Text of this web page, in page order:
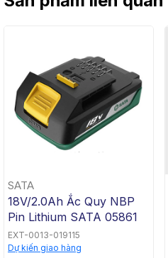
SATA
18V/2.0Ah Ắc Quy NBP
Pin Lithium SATA 05861
EXT-0013-019115
Dự kiến giao hàng